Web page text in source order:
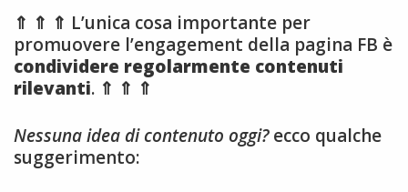
⇑ ⇑ ⇑ L’unica cosa importante per
promuovere l’engagement della pagina FB è
condividere regolarmente contenuti
rilevanti. ⇑ ⇑ ⇑
Nessuna idea di contenuto oggi?ecco qualche
suggerimento: